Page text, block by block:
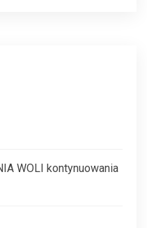
WOLI kontynuowania